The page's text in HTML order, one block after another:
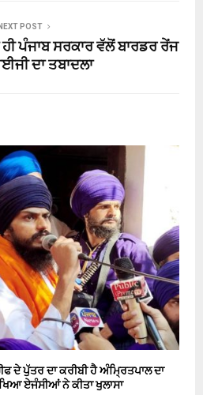
NEXT POST
ਹੀ ਪੰਜਾਬ ਸਰਕਾਰ ਵੱਲੋਂ ਬਾਰਡਰ ਰੇਂਜ
ਦਾ ਤਬਾਦਲਾ
ਦੇ ਪੁੱਤਰ ਦਾ ਕਰੀਬੀ ਹੈ ਅੰਮ੍ਰਿਤਪਾਲ ਦਾ
ਏਜੰਸੀਆਂ ਨੇ ਕੀਤਾ ਖੁਲਾਸਾ